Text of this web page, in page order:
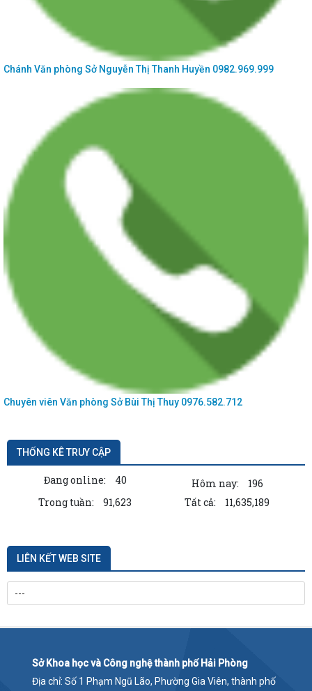
Chánh Văn phòng SởNguyễn Thị Thanh Huyền 0982.969.999
Chuyên viên Văn phòng SởBùi Thị Thuy 0976.582.712
THỐNG KÊ TRUY CẬP
Đang online: 40 Hôm nay:
196
Trong tuần:
91,623 Tất cả: 11,635,189
LIÊN KẾT WEB SITE
Sở Khoa học và Công nghệ thành phố Hải Phòng
Địa chỉ: Số 1 Phạm Ngũ Lão, Phường Gia Viên, thành phố